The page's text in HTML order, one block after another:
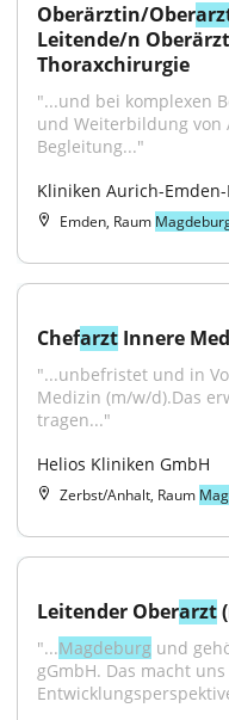
Oberärztin/Ober
Leitende/n
Thoraxchirurgie
"...und bei komplexen
und Weiterbildung von
Begleitung..."
Kliniken Aurich-
Emden, Raum
Chefarzt Innere
"...unbefristet und in
Medizin (m/w/d).Das
tragen..."
Helios Kliniken GmbH
Zerbst/Anhalt, Raum
Leitender Oberarzt
"...Magdeburg und
gGmbH. Das macht